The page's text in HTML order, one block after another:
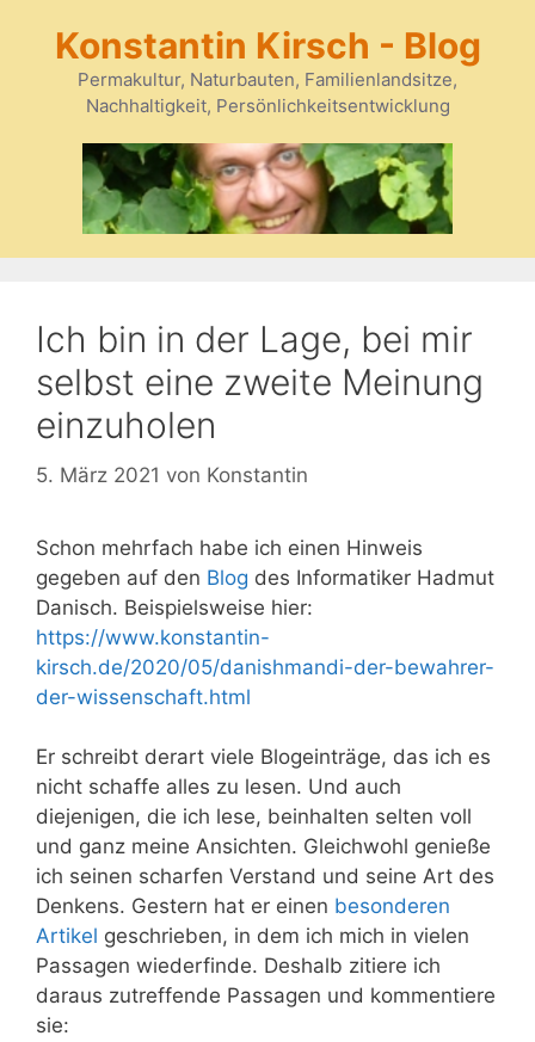
springen
Konstantin Kirsch - Blog
Permakultur, Naturbauten, Familienlandsitze,
Nachhaltigkeit, Persönlichkeitsentwicklung
Ich bin in der Lage, bei mir
selbst eine zweite Meinung
einzuholen
5. März 2021 von Konstantin
Schon mehrfach habe ich einen Hinweis
gegeben auf den Blog des Informatiker Hadmut
Danisch. Beispielsweise hier:
https://www.konstantin-
kirsch.de/2020/05/danishmandi-der-bewahrer-
der-wissenschaft.html
Er schreibt derart viele Blogeinträge, das ich es
nicht schaffe alles zu lesen. Und auch
diejenigen, die ich lese, beinhalten selten voll
und ganz meine Ansichten. Gleichwohl genieße
ich seinen scharfen Verstand und seine Art des
Denkens. Gestern hat er einen besonderen
Artikel geschrieben, in dem ich mich in vielen
Passagen wiederfinde. Deshalb zitiere ich
daraus zutreffende Passagen und kommentiere
sie: